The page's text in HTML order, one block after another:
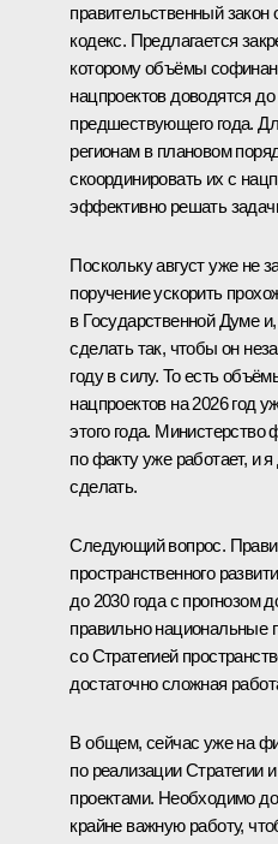
правительственный
кодекс. Предлагается
которому объёмы
нацпроектов доводятся до
предшествующего года.
регионам в плановом
скоординировать их с
эффективно решать
Поскольку август уже не
поручение ускорить
в Государственной Думе
сделать так, чтобы он
году в силу. То есть
нацпроектов на 2026 год
этого года. Министерство
по факту уже работает, и
сделать.
Следующий вопрос.
пространственного
до 2030 года с прогнозом
правильно национальные
со Стратегией
достаточно сложная
В общем, сейчас уже на
по реализации Стратегии
проектами. Необходимо до
крайне важную работу,